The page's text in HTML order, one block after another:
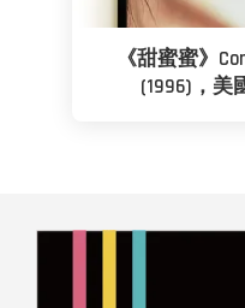
《甜蜜蜜》
(1996)，美